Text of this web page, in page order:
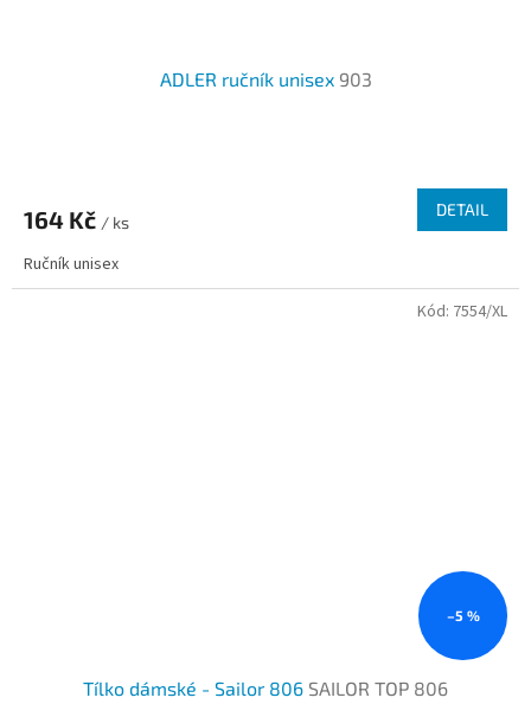
ADLER ručník unisex 903
je
z
5
164 Kč / ks
DETAIL
Ručník unisex
–5 %
Tílko dámské - Sailor 806 SAILOR TOP 806
Kód: 7554/XL